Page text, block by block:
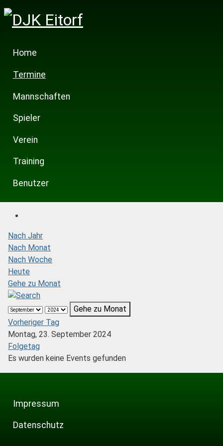
Home
Termine
Mannschaften
Spieler
Verein
Training
Benutzer
Nach Jahr
Nach Monat
Nach Woche
Heute
Gehe zu Monat
Gehe zu Monat
Vorheriger Tag
Montag, 23. September 2024
Folgetag
Es wurden keine Events gefunden
Impressum
Datenschutz